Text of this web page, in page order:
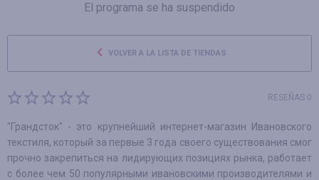
El programa se ha suspendido
VOLVER A LA LISTA DE TIENDAS
RESEÑAS 0
"Грандсток" - это крупнейший интернет-магазин Ивановского
текстиля, который за первые 3 года своего существования смог
прочно закрепиться на лидирующих позициях рынка, работает
с более чем 50 популярными ивановскими производителями и